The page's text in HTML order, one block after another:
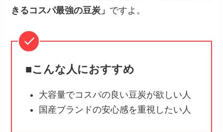
きるコスパ最強の豆炭」 ですよ。
■こんな人におすすめ
大容量でコスパの良い豆炭が欲しい人
国産ブランドの安心感を重視したい人